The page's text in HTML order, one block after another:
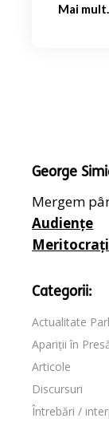
Mai
George
Mergem
Audiențe
Categorii:
Actualitate
Apariții în
Articole
Discursuri
Întrebări /